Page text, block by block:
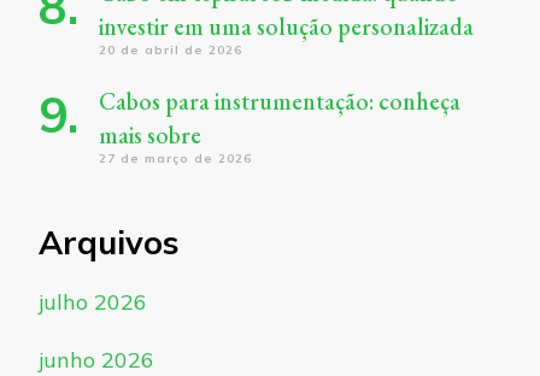
investir em uma solução personalizada
20 de abril de 2026
Cabos para instrumentação: conheça
mais sobre
27 de março de 2026
Arquivos
julho 2026
junho 2026